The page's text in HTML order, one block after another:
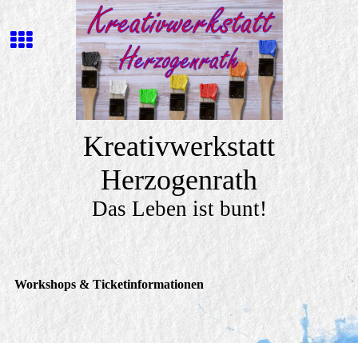
Kreativwerkstatt
Herzogenrath
Das Leben ist bunt!
Workshops & Ticketinformationen